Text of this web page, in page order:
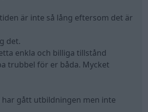
är inte så lång eftersom det är
det.
enkla och billiga tillstånd
trubbel för er båda. Mycket
har gått utbildningen men inte